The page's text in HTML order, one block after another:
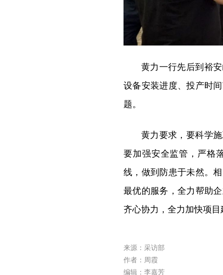
黄力一行先后到裕
设备安装进度、投产时
题。
黄力要求，要科学
要加强安全监管，严格
线，做到防患于未然。
最优的服务，全力帮助
齐心协力，全力加快项目
来源：采访部
作者：周霞
编辑：李嘉芳